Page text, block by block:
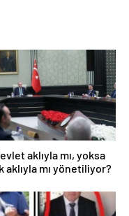
aklıyla mı, yoksa
aklıyla mı yönetiliyor?